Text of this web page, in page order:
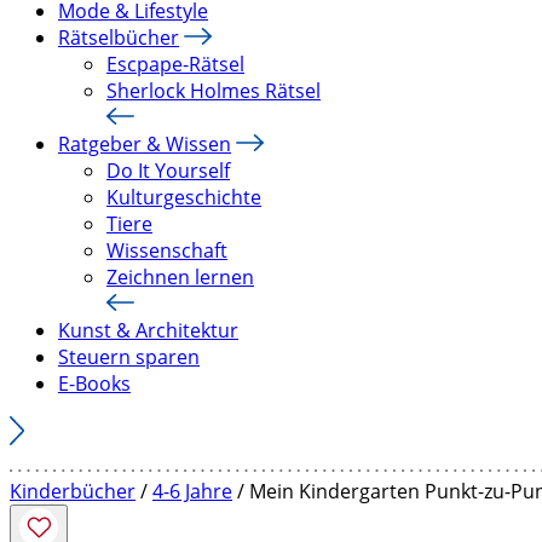
Mode & Lifestyle
Rätselbücher
Escpape-Rätsel
Sherlock Holmes Rätsel
Ratgeber & Wissen
Do It Yourself
Kulturgeschichte
Tiere
Wissenschaft
Zeichnen lernen
Kunst & Architektur
Steuern sparen
E-Books
Kinderbücher/4-6 Jahre/ Mein Kindergarten Punkt-zu-